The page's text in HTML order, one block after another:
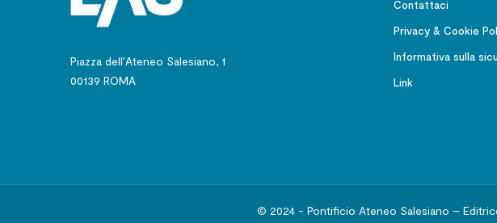
Piazza dell’Ateneo Salesiano, 1
00139 ROMA
Contattaci
Privacy & Cookie
Informativa sulla
Link
© 2024 - Pontificio Ateneo Salesiano –